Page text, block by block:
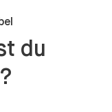
du